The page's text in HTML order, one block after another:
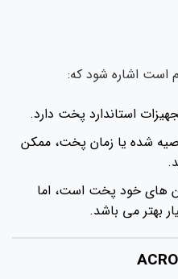
اشاره شود که:
استاندارد پخت دارد.
شده یا زمان پخت، ممکن
خود پخت است، اما
می باشد.